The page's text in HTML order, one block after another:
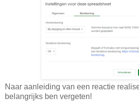
Naar aanleiding van een reactie
belangrijks ben vergeten!